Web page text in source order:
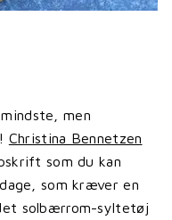
men
Christina Bennetzen
som du kan
som kræver en
solbærrom-syltetøj